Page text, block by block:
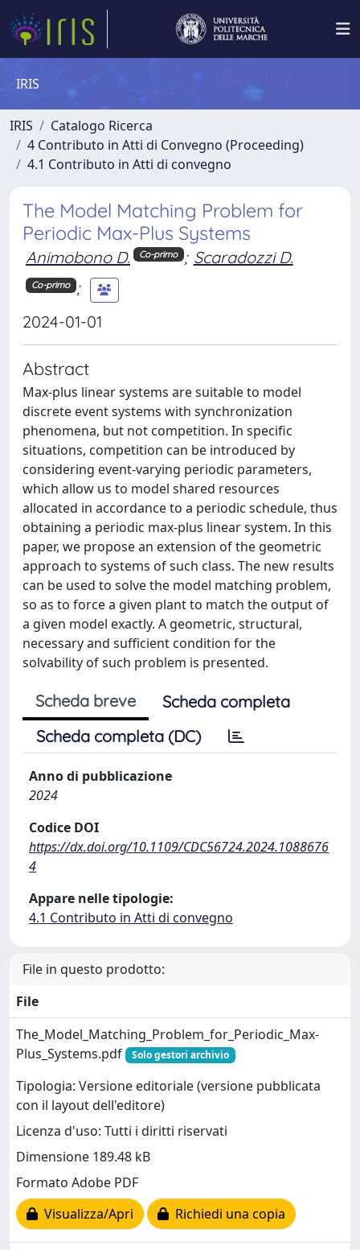
IRIS
IRIS
Catalogo Ricerca
4 Contributo in Atti di Convegno (Proceeding)
4.1 Contributo in Atti di convegno
The Model Matching Problem for
Periodic Max-Plus Systems
Animobono D. Co-primo ; Scaradozzi D.
Co-primo ;
2024-01-01
Abstract
Max-plus linear systems are suitable to model
discrete event systems with synchronization
phenomena, but not competition. In specific
situations, competition can be introduced by
considering event-varying periodic parameters,
which allow us to model shared resources
allocated in accordance to a periodic schedule, thus
obtaining a periodic max-plus linear system. In this
paper, we propose an extension of the geometric
approach to systems of such class. The new results
can be used to solve the model matching problem,
so as to force a given plant to match the output of
a given model exactly. A geometric, structural,
necessary and sufficient condition for the
solvability of such problem is presented.
Scheda breve
Scheda completa
Scheda completa (DC)
Anno di pubblicazione
2024
Codice DOI
https://dx.doi.org/10.1109/CDC56724.2024.1088676
4
Appare nelle tipologie:
4.1 Contributo in Atti di convegno
File in questo prodotto:
File
The_Model_Matching_Problem_for_Periodic_Max-
Plus_Systems.pdf
Solo gestori archivio
Tipologia: Versione editoriale (versione pubblicata
con il layout dell'editore)
Licenza d'uso: Tutti i diritti riservati
Dimensione 189.48 kB
Formato Adobe PDF
Visualizza/Apri
Richiedi una copia